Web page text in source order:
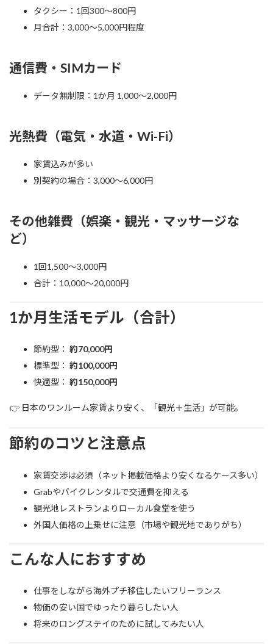
タクシー：1回300〜800円
月合計：3,000〜5,000円程度
通信費・SIMカード
データ無制限：1か月 1,000〜2,000円
光熱費（電気・水道・Wi-Fi）
家賃込みが多い
別契約の場合：3,000〜6,000円
その他雑費（娯楽・観光・マッサージな
ど）
1回1,500〜3,000円
合計：10,000〜20,000円
1か月生活モデル（合計）
節約型： 約70,000円
標準型： 約100,000円
快適型： 約150,000円
👉 日本のワンルーム家賃より安く、「観光＋生活」が可能。
節約のコツと注意点
家賃交渉は必須（ネット掲載価格より安くなるケース多い）
Grabやバイクレンタルで交通費を抑える
観光地レストランよりローカル食堂を使う
外国人価格の上乗せに注意（市場や観光地でありがち）
こんな人におすすめ
仕事をしながら海外プチ移住したいフリーランス
物価の安い国でゆったり暮らしたい人
将来のロングステイのために試してみたい人